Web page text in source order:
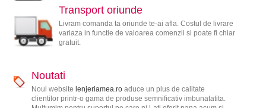
Transport oriunde
Livram comanda ta oriunde te-ai afla. Costul de livrare
variaza in functie de valoarea comenzii si poate fi chiar
gratuit.
Noutati
Noul website lenjeriamea.roaduce un plus de calitate
clientilor printr-o gama de produse semnificativ imbunatatita.